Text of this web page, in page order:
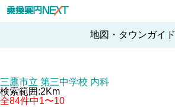
地図・タウンガイド
三鷹市立 第三中学校 内科
検索範囲:2Km
全84件中1〜10